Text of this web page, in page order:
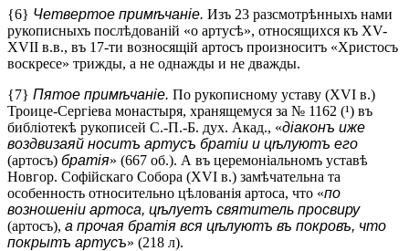
{6} Четвертое примѣчаніе. Изъ 23 разсмотрѣнныхъ нами
рукописныхъ послѣдованій «о артусѣ», относящихся къ XV-
XVII в.в., въ 17-ти возносящій артосъ произноситъ «Христосъ
воскресе» трижды, а не однажды и не дважды.
{7} Пятое примѣчаніе. По рукописному уставу (XVI в.)
Троице-Сергіева монастыря, хранящемуся за № 1162 (¹) въ
библіотекѣ рукописей С.-П.-Б. дух. Акад., «діаконъ иже
воздвизаяй носитъ артусъ братіи и цѣлуютъ его
(артосъ) братія» (667 об.). А въ церемоніальномъ уставѣ
Новгор. Софійскаго Собора (XVI в.) замѣчательна та
особенность относительно цѣлованія артоса, что «по
возношеніи артоса, цѣлуетъ святитель просвиру
(артосъ), а прочая братія вся цѣлуютъ въ покровъ, что
покрытъ артусъ» (218 л).